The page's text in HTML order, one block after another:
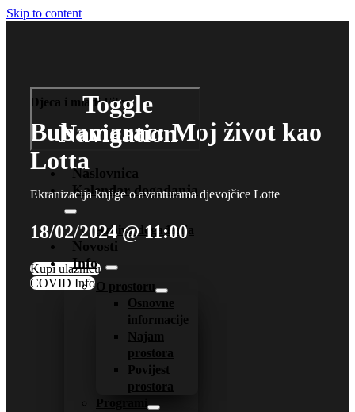
Skip to content
Toggle
Navigation
Naslovnica
Kalendar događanja
Arhiva događanja
Novosti
Info
O prostoru
Osnovne
informacije
Najam
prostora
Povijest
prostora
Programi
Djeca i mladi Film
Bubamarac: Moj život kao
Lotta
Ekranizacija knjige o avanturama djevojčice Lotte
18/02/2024 @ 11:00
Kupi ulaznicu
COVID Info